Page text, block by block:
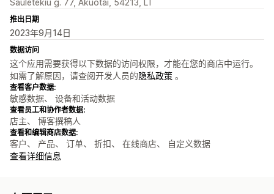
Sauletekiu g. 77, Akuotai, 54213, LT
推出日期
2023年9月14日
数据访问
这个应用需要获得以下数据的访问权限，才能在您的商店中运行。
如需了解原因，请查阅开发人员的隐私政策 。
查看客户数据:
敏感数据、 设备和活动数据
查看员工和协作者数据:
店主、 博客撰稿人
查看和编辑商店数据:
客户、 产品、 订单、 折扣、 在线商店、 自定义数据
查看详细信息